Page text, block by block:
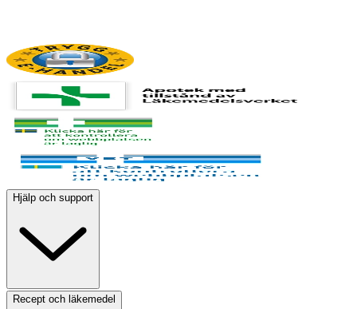
Hjälp och support
Recept och läkemedel